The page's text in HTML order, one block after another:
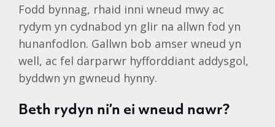
Fodd bynnag, rhaid inni wneud mwy ac
rydym yn cydnabod yn glir na allwn fod yn
hunanfodlon. Gallwn bob amser wneud yn
well, ac fel darparwr hyfforddiant addysgol,
byddwn yn gwneud hynny.
Beth rydyn ni’n ei wneud nawr?